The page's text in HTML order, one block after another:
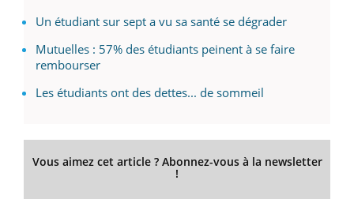
Un étudiant sur sept a vu sa santé se dégrader
Mutuelles : 57% des étudiants peinent à se faire
rembourser
Les étudiants ont des dettes... de sommeil
Vous aimez cet article ? Abonnez-vous à la newsletter
!